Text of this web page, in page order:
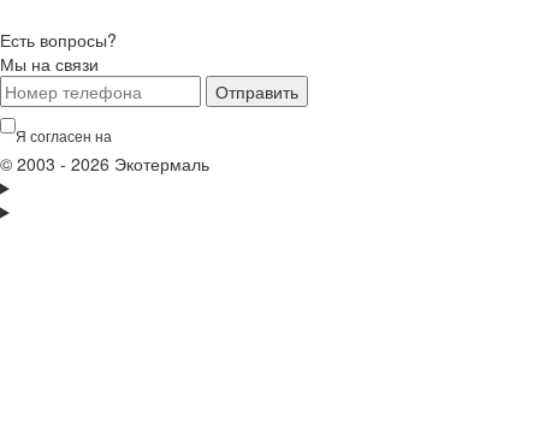
Есть вопросы?
Мы на связи
Отправить
Я согласен на
© 2003 - 2026 Экотермаль